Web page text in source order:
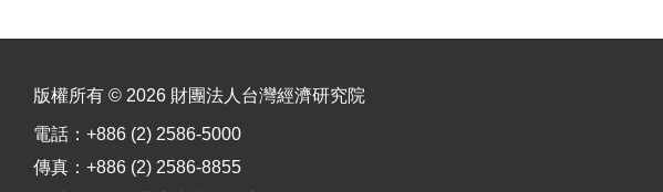
版權所有 © 2026 財團法人台灣經濟研究院
電話：+886 (2) 2586-5000
傳真：+886 (2) 2586-8855